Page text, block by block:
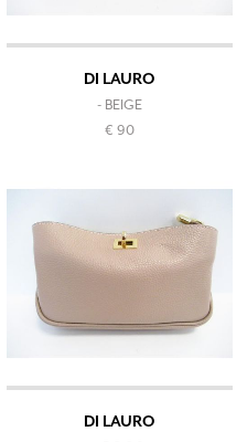
DI LAURO
- BEIGE
€ 90
DI LAURO